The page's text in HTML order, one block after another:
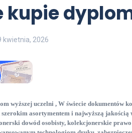
kupie
kwietnia, 2026
wyższej uczelni , W świecie dokumentów
szerokim asortymentem i najwyższą
dowód osobisty, kolekcjonerskie